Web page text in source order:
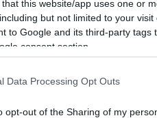
that this website/app uses one or
but not limited to your
to Google and its third-party
consent section.
Data Processing Opt Outs
opt-out of the Sharing of my
Berchiddeddu.
dalla presenza dei due
sarda, sapranno